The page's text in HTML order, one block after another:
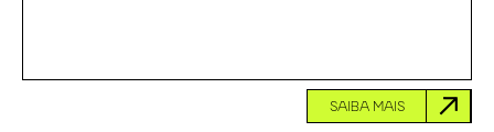
SAIBA MAIS